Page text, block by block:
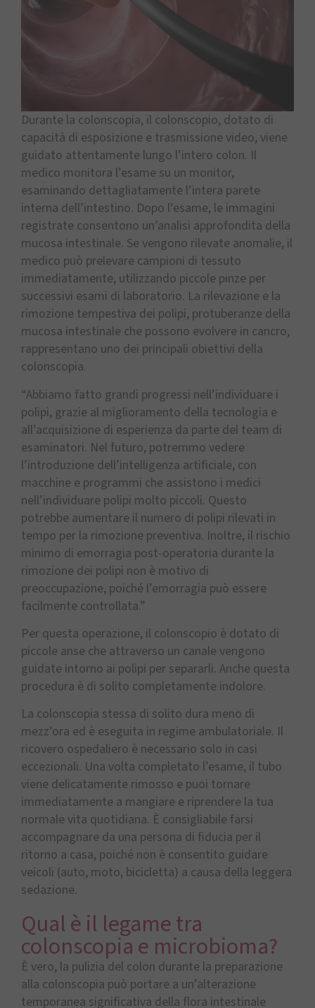
Durante la colonscopia, il colonscopio, dotato di
capacità di esposizione e trasmissione video, viene
guidato attentamente lungo l’intero colon. Il
medico monitora l’esame su un monitor,
esaminando dettagliatamente l’intera parete
interna dell’intestino. Dopo l’esame, le immagini
registrate consentono un’analisi approfondita della
mucosa intestinale. Se vengono rilevate anomalie, il
medico può prelevare campioni di tessuto
immediatamente, utilizzando piccole pinze per
successivi esami di laboratorio. La rilevazione e la
rimozione tempestiva dei polipi, protuberanze della
mucosa intestinale che possono evolvere in cancro,
rappresentano uno dei principali obiettivi della
colonscopia.
“Abbiamo fatto grandi progressi nell’individuare i
polipi, grazie al miglioramento della tecnologia e
all’acquisizione di esperienza da parte del team di
esaminatori. Nel futuro, potremmo vedere
l’introduzione dell’intelligenza artificiale, con
macchine e programmi che assistono i medici
nell’individuare polipi molto piccoli. Questo
potrebbe aumentare il numero di polipi rilevati in
tempo per la rimozione preventiva. Inoltre, il rischio
minimo di emorragia post-operatoria durante la
rimozione dei polipi non è motivo di
preoccupazione, poiché l’emorragia può essere
facilmente controllata.”
Per questa operazione, il colonscopio è dotato di
piccole anse che attraverso un canale vengono
guidate intorno ai polipi per separarli. Anche questa
procedura è di solito completamente indolore.
La colonscopia stessa di solito dura meno di
mezz’ora ed è eseguita in regime ambulatoriale. Il
ricovero ospedaliero è necessario solo in casi
eccezionali. Una volta completato l’esame, il tubo
viene delicatamente rimosso e puoi tornare
immediatamente a mangiare e riprendere la tua
normale vita quotidiana. È consigliabile farsi
accompagnare da una persona di fiducia per il
ritorno a casa, poiché non è consentito guidare
veicoli (auto, moto, bicicletta) a causa della leggera
sedazione.
Qual è il legame tra
colonscopia e microbioma?
È vero, la pulizia del colon durante la preparazione
alla colonscopia può portare a un’alterazione
temporanea significativa della flora intestinale